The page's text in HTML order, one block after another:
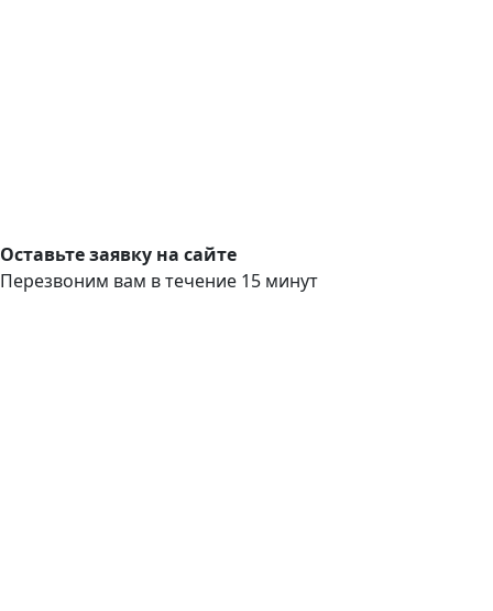
Оставьте заявку на сайте
Перезвоним вам в течение 15 минут